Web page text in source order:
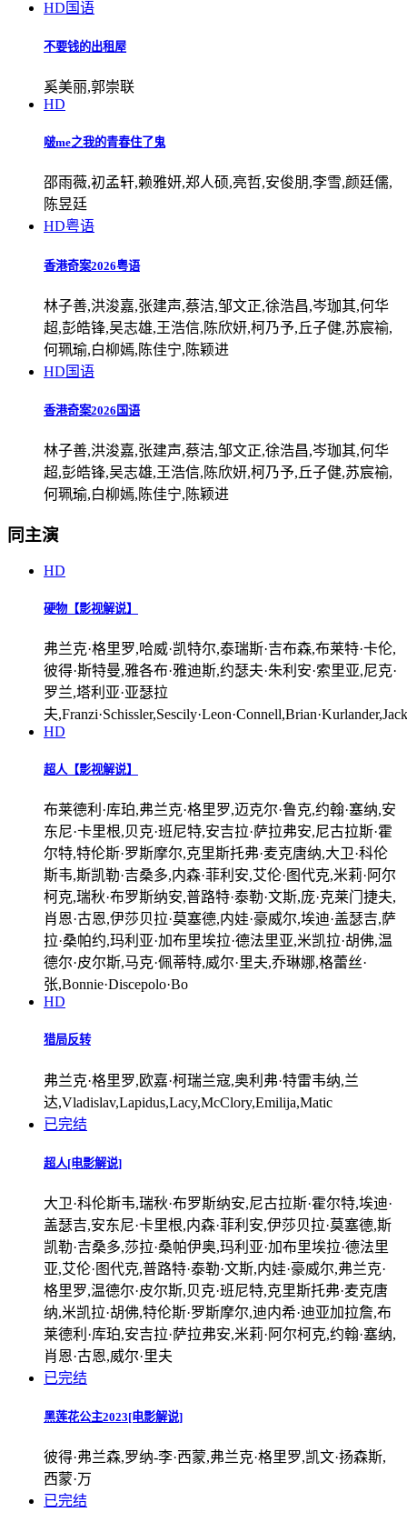
HD国语
不要钱的出租屋
奚美丽,郭崇联
HD
啵me之我的青春住了鬼
邵雨薇,初孟轩,赖雅妍,郑人硕,亮哲,安俊朋,李雪,颜廷儒,
陈昱廷
HD粤语
香港奇案2026粤语
林子善,洪浚嘉,张建声,蔡洁,邹文正,徐浩昌,岑珈其,何华
超,彭皓锋,吴志雄,王浩信,陈欣妍,柯乃予,丘子健,苏宸褕,
何珮瑜,白柳嫣,陈佳宁,陈颖进
HD国语
香港奇案2026国语
林子善,洪浚嘉,张建声,蔡洁,邹文正,徐浩昌,岑珈其,何华
超,彭皓锋,吴志雄,王浩信,陈欣妍,柯乃予,丘子健,苏宸褕,
何珮瑜,白柳嫣,陈佳宁,陈颖进
同主演
HD
硬物【影视解说】
弗兰克·格里罗,哈威·凯特尔,泰瑞斯·吉布森,布莱特·卡伦,
彼得·斯特曼,雅各布·雅迪斯,约瑟夫·朱利安·索里亚,尼克·
罗兰,塔利亚·亚瑟拉
夫
HD
超人【影视解说】
布莱德利·库珀,弗兰克·格里罗,迈克尔·鲁克,约翰·塞纳,安
东尼·卡里根,贝克·班尼特,安吉拉·萨拉弗安,尼古拉斯·霍
尔特,特伦斯·罗斯摩尔,克里斯托弗·麦克唐纳,大卫·科伦
斯韦,斯凯勒·吉桑多,内森·菲利安,艾伦·图代克,米莉·阿尔
柯克,瑞秋·布罗斯纳安,普路特·泰勒·文斯,庞·克莱门捷夫,
肖恩·古恩,伊莎贝拉·莫塞德,内娃·豪威尔,埃迪·盖瑟吉,萨
拉·桑帕约,玛利亚·加布里埃拉·德法里亚,米凯拉·胡佛,温
德尔·皮尔斯,马克·佩蒂特,威尔·里夫,乔琳娜,格蕾丝·
张,Bonnie·Discepolo·Bo
HD
猎局反转
弗兰克·格里罗,欧嘉·柯瑞兰寇,奥利弗·特雷韦纳,兰
达,Vladislav,Lapidus,Lacy,McClory,Emilija,Matic
已完结
超人[电影解说]
大卫·科伦斯韦,瑞秋·布罗斯纳安,尼古拉斯·霍尔特,埃迪·
盖瑟吉,安东尼·卡里根,内森·菲利安,伊莎贝拉·莫塞德,斯
凯勒·吉桑多,莎拉·桑帕伊奥,玛利亚·加布里埃拉·德法里
亚,艾伦·图代克,普路特·泰勒·文斯,内娃·豪威尔,弗兰克·
格里罗,温德尔·皮尔斯,贝克·班尼特,克里斯托弗·麦克唐
纳,米凯拉·胡佛,特伦斯·罗斯摩尔,迪内希·迪亚加拉詹,布
莱德利·库珀,安吉拉·萨拉弗安,米莉·阿尔柯克,约翰·塞纳,
肖恩·古恩,威尔·里夫
已完结
黑莲花公主2023[电影解说]
彼得·弗兰森,罗纳-李·西蒙,弗兰克·格里罗,凯文·扬森斯,
西蒙·万
已完结